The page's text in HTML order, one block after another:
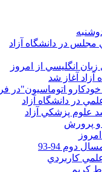
مجلس در دانشگاه آزاد
انگليسي از امروز
آزاد آغاز شد
اتوماسيون"در
دوم 94-93
کاربردي
کريم